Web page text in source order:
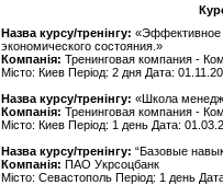
Назва курсу/тренінгу: «Эффективное
экономического состояния.»
Компанія: Тренинговая компания -
Місто: Киев Період: 2 дня Дата:
Назва курсу/тренінгу: «Школа
Компанія: Тренинговая компания -
Місто: Киев Період: 1 день Дата:
Назва курсу/тренінгу: “Базовые
Компанія: ПАО Укрсоцбанк
Місто: Севастополь Період: 1 день